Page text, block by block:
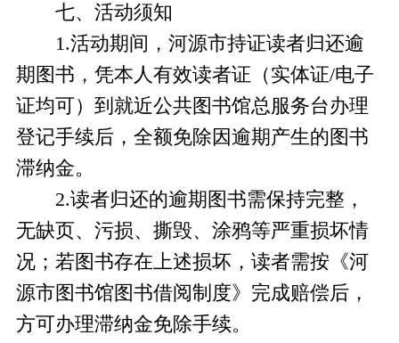
七、活动须知
1.活动期间，河源市持证读者归还逾
期图书，凭本人有效读者证（实体证/电子
证均可）到就近公共图书馆总服务台办理
登记手续后，全额免除因逾期产生的图书
滞纳金。
2.读者归还的逾期图书需保持完整，
无缺页、污损、撕毁、涂鸦等严重损坏情
况；若图书存在上述损坏，读者需按《河
源市图书馆图书借阅制度》完成赔偿后，
方可办理滞纳金免除手续。